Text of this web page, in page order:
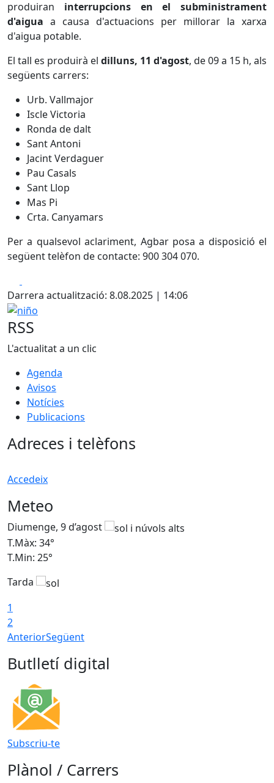
produiran interrupcions en el subministrament
d'aigua a causa d'actuacions per millorar la xarxa
d'aigua potable.
El tall es produirà el dilluns, 11 d'agost, de 09 a 15 h, als
següents carrers:
Urb. Vallmajor
Iscle Victoria
Ronda de dalt
Sant Antoni
Jacint Verdaguer
Pau Casals
Sant Llop
Mas Pi
Crta. Canyamars
Per a qualsevol aclariment, Agbar posa a disposició el
següent telèfon de contacte: 900 304 070.
Darrera actualització: 8.08.2025 | 14:06
niño
RSS
L'actualitat a un clic
Agenda
Avisos
Notícies
Publicacions
Adreces i telèfons
Accedeix
Meteo
Diumenge, 9 d’agost
T.Màx: 34°
T.Min: 25°
Tarda
1
2
AnteriorSegüent
Butlletí digital
Subscriu-te
Plànol / Carrers